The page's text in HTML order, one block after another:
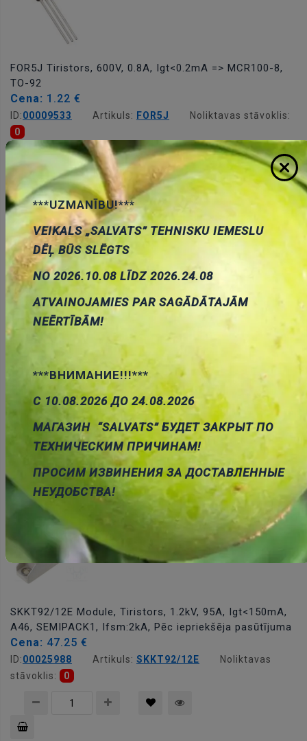
FOR5J Tiristors, 600V, 0.8A, Igt<0.2mA => MCR100-8,
TO-92
Cena: 1.22 €
ID:00009533 Artikuls: FOR5J
Noliktavas stāvoklis:
0
Pievienot
grozam
P0201MA Tiristors 600V, 0.5A, Igt<0.2mA => MCR100-
Cena:0.46 €
00015766 Artikuls: P0201MA
Noliktavas
stāvoklis: 0
Pievienot
grozam
SKKT92/12E Module, Tiristors, 1.2kV, 95A, Igt<150mA,
A46, SEMIPACK1, Ifsm:2kA, Pēc iepriekšēja pasūtījuma
Cena: 47.25 €
ID:00025988 Artikuls: SKKT92/12E
Noliktavas
stāvoklis:
0
***UZMANĪBU!***
VEIKALS „SALVATS” TEHNISKU IEMESLU
DĒĻ BŪS SLĒGTS
NO 2026.10.08 LĪDZ 2026.24.08
ATVAINOJAMIES PAR SAGĀDĀTAJĀM
NEĒRTĪBĀM!
***ВНИМАНИЕ!!!***
С 10.08.2026 ДО 24.08.2026
МАГАЗИН “SALVATS” БУДЕТ ЗАКРЫТ ПО
ТЕХНИЧЕСКИМ ПРИЧИНАМ!
ПРОСИМ ИЗВИНЕНИЯ ЗА ДОСТАВЛЕННЫЕ
НЕУДОБСТВА!